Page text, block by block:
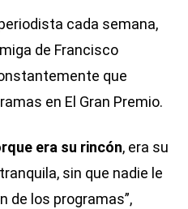
cada semana,
de Francisco
que
en El Gran Premio.
era su rincón, era su
sin que nadie le
de los programas”,